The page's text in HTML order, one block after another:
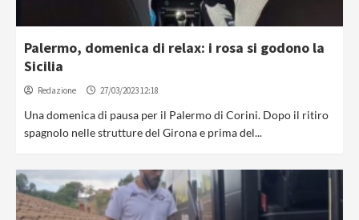
Palermo, domenica di relax: i rosa si godono la
Sicilia
Redazione 27/03/2023 12:18
Una domenica di pausa per il Palermo di Corini. Dopo il ritiro
spagnolo nelle strutture del Girona e prima del...